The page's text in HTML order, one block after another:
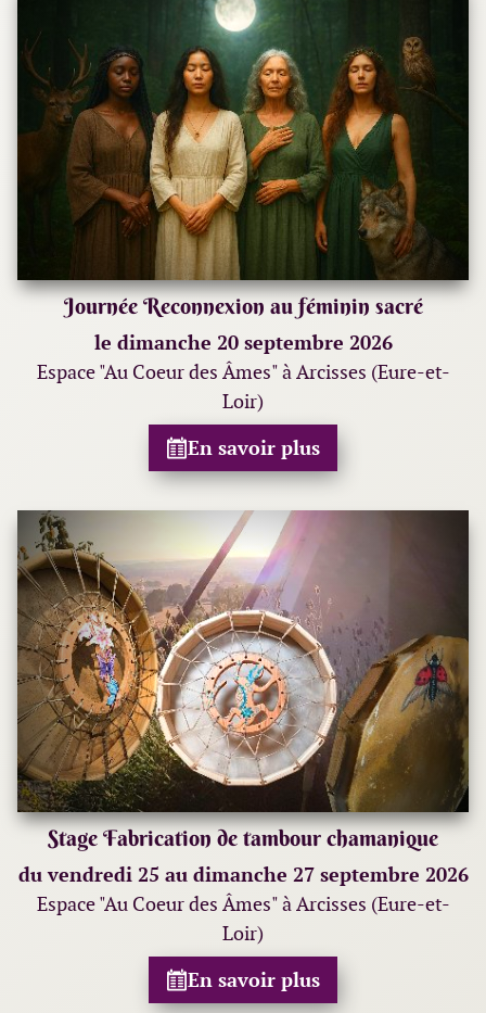
Journée Reconnexion au féminin sacré
le dimanche 20 septembre 2026
Espace "Au Coeur des Âmes" à Arcisses (Eure-et-
Loir)
En savoir plus
Stage Fabrication de tambour chamanique
du vendredi 25 au dimanche 27 septembre 2026
Espace "Au Coeur des Âmes" à Arcisses (Eure-et-
Loir)
En savoir plus